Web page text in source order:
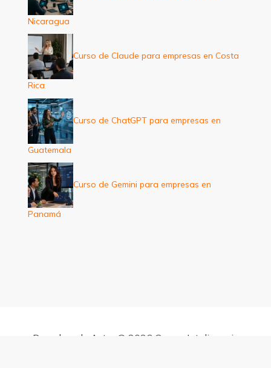
Nicaragua
Curso de Claude para empresas en Costa
Rica
Curso de ChatGPT para empresas en
Guatemala
Curso de Gemini para empresas en
Panamá
Derechos de Autor © 2026 Cursos Inteligencia